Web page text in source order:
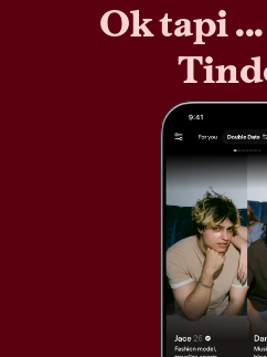
Ok tapi ...